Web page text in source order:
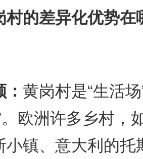
村的差异化优势在
黄岗村是“生活场
。欧洲许多乡村，
小镇、意大利的托